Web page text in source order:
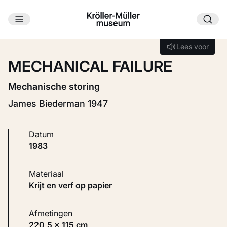
Ga naar hoofdinhoud
Lees voor
Lees voor
MECHANICAL FAILURE
Mechanische storing
James Biederman 1947
Datum
1983
Materiaal
Krijt en verf op papier
Afmetingen